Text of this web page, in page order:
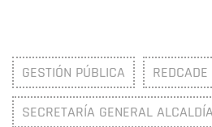
GESTIÓN PÚBLICA REDCADE
SECRETARÍA GENERAL